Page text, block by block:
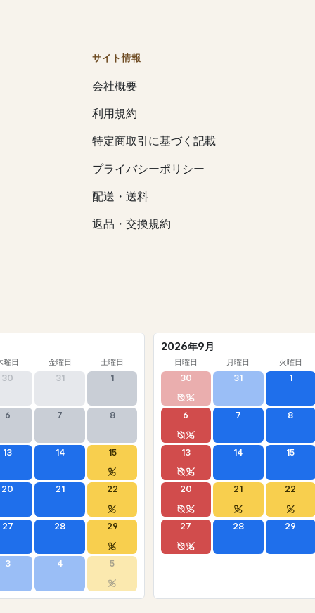
サイト情報
会社概要
利用規約
特定商取引に基づく記載
プライバシーポリシー
配送・送料
返品・交換規約
曜日 金曜日 土曜日
30 31 1
6 7 8
13 14 15
20 21 22
27 28 29
3 4 5
2026年9月
日曜日 月曜日 火曜日
30 31 1
6 7 8
13 14 15
20 21 22
27 28 29